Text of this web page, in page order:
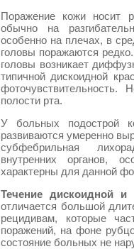
Поражение кожи носит
обычно на
особенно на плечах, в
головы поражаются
головы возникает
типичной дискоидной
фоточувствительность.
полости рта.
У больных подострой
развиваются умеренно
субфебрильная
внутренних органов,
характерны для данной
Течение дискоидной и
отличается большой
рецидивам, которые
поражений, на фоне
состояние больных не